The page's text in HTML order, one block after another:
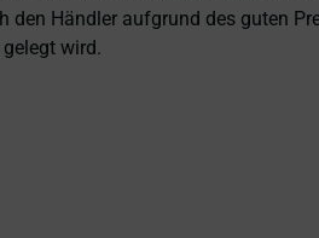
Händler aufgrund des guten
wird.